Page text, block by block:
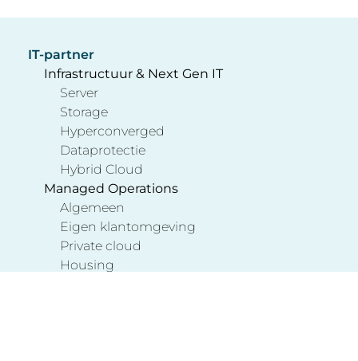
IT-partner
Infrastructuur & Next Gen IT
Server
Storage
Hyperconverged
Dataprotectie
Hybrid Cloud
Managed Operations
Algemeen
Eigen klantomgeving
Private cloud
Housing